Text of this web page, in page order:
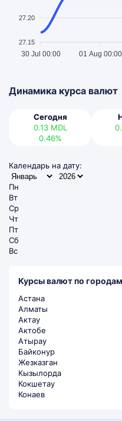
27.20
27.15
30 Jul 00:00 01 Aug 00:00
Динамика курса валют
Сегодня
0.13 MDL
0.46%
Календарь на дату:
Пн
Вт
Ср
Чт
Пт
Сб
Вс
Курсы валют по городам
Астана
Алматы
Актау
Актобе
Атырау
Байконур
Жезказган
Кызылорда
Кокшетау
Конаев